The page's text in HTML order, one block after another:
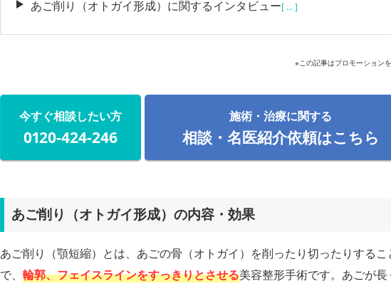
あご削り（オトガイ形成）に関するインタビュー[ ... ]
※この記事はプロモーション
今すぐ相談したい方
0120-424-246
施術・治療に関する
相談・名医紹介依頼はこちら
あご削り（オトガイ形成）の内容・効果
あご削り（顎短縮）とは、あごの骨（オトガイ）を削ったり切ったりするこ
で、 輪郭、フェイスラインをすっきりとさせる美容整形手術です。あごが長